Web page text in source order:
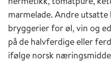
marmelade. Andre
bryggerier for øl, vin og
på de halvferdige eller
ifølge norsk